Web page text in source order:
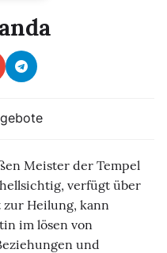
in denen Verbindung,
werden.
Meister der Tempel
verfügt über
Heilung, kann
im lösen von
und